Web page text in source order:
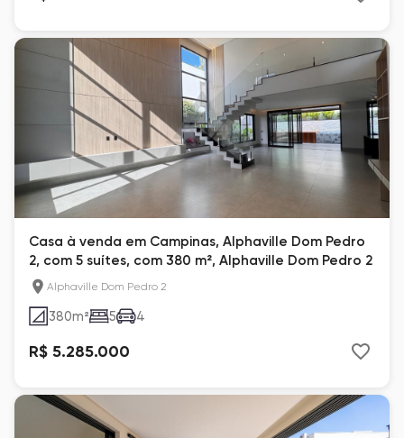
Casa à venda em Campinas, Alphaville Dom Pedro
2, com 5 suítes, com 380 m², Alphaville Dom Pedro 2
Alphaville Dom Pedro 2
380m² 5 4
R$ 5.285.000